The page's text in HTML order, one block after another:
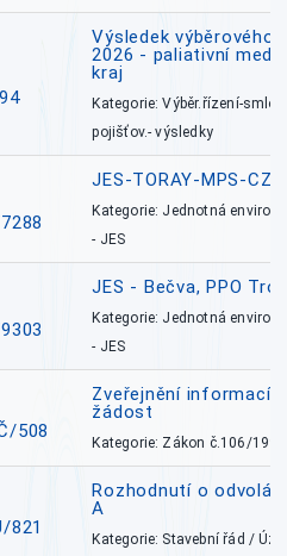
Výsledek výběrového
2026 - paliativní
kraj
Kategorie: Výběr.řízení-
pojišťov.- výsledky
JES-TORAY-MPS-CZ
Kategorie: Jednotná
- JES
JES - Bečva, PPO
Kategorie: Jednotná
- JES
508
Zveřejnění informací
žádost
Kategorie: Zákon č.106/1999
821
Rozhodnutí o
A
Kategorie: Stavební řád /